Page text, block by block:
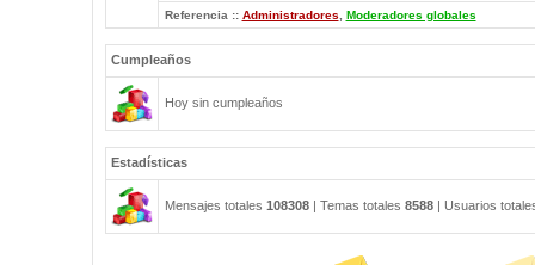
Referencia :: Administradores Moderadores globales
Cumpleaños
Hoy sin cumpleaños
Estadísticas
Mensajes totales 108308| Temas totales 8588| Usuarios